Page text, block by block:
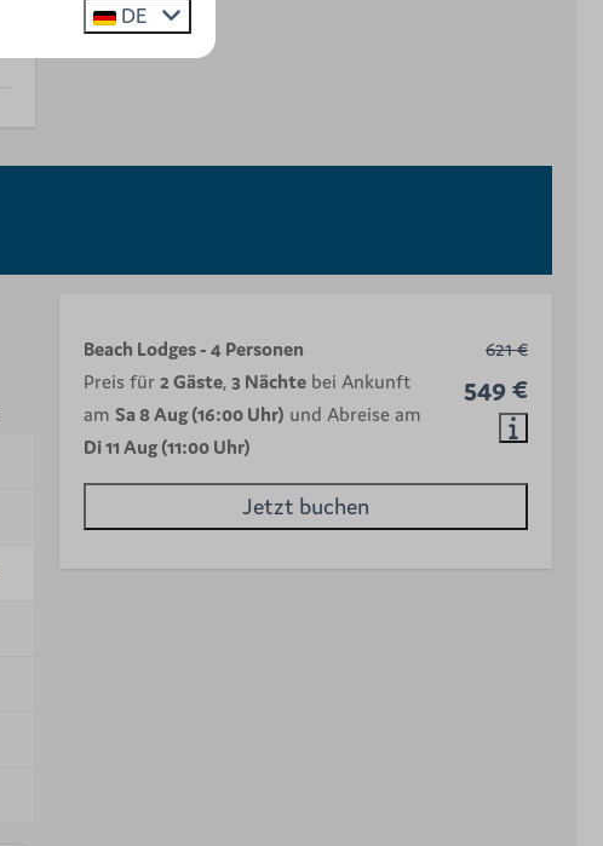
621 €
549 €
Beach Lodges - 4 Personen
Preis für2 Gäste,3 Nächte bei Ankunft
amSa 8 Aug (16:00 Uhr) und Abreise am
Di 11 Aug (11:00 Uhr)
Jetzt buchen
DE